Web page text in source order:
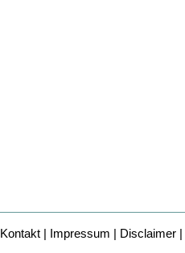
Kontakt | Impressum | Disclaimer |